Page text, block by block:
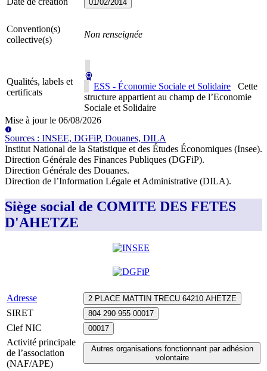
01/02/2014
Convention(s)
collective(s)
Non renseignée
Qualités, labels et
certificats
ESS - Économie Sociale et Solidaire
Cette
structure appartient au champ de l’Economie
Sociale et Solidaire
Mise à jour le 06/08/2026
Sources : INSEE, DGFiP, Douanes, DILA
Institut National de la Statistique et des Études Économiques (Insee).
Direction Générale des Finances Publiques (DGFiP).
Direction Générale des Douanes.
Direction de l’Information Légale et Administrative (DILA).
Siège social de COMITE DES FETES
D'AHETZE
Adresse 2 PLACE MATTIN TRECU 64210 AHETZE
SIRET 804 290 955 00017
Clef NIC 00017
Activité principale
de l’association
(NAF/APE)
Autres organisations fonctionnant par adhésion
volontaire